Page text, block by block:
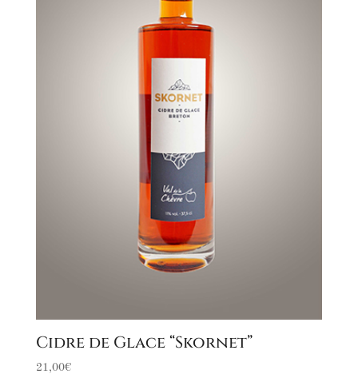
Cidre de Glace “Skornet”
21,00€